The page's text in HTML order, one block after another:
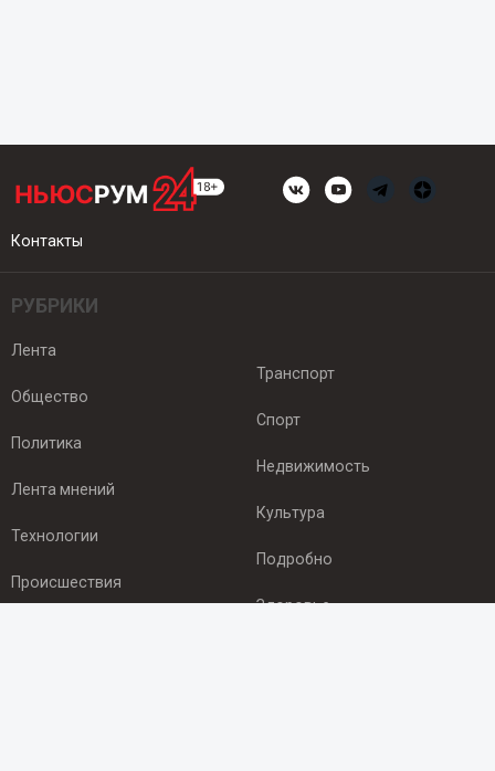
Контакты
РУБРИКИ
Лента
Общество
Политика
Лента мнений
Технологии
Происшествия
Транспорт
Спорт
Недвижимость
Культура
Подробно
Здоровье